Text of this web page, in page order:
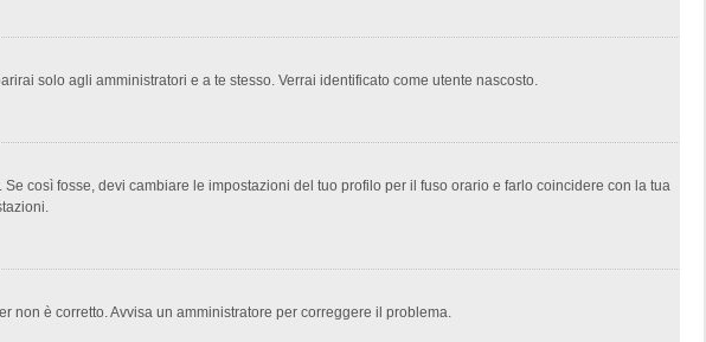
solo agli amministratori e a te stesso. Verrai identificato come utente nascosto.
così fosse, devi cambiare le impostazioni del tuo profilo per il fuso orario e farlo coincidere con la tua
non è corretto. Avvisa un amministratore per correggere il problema.